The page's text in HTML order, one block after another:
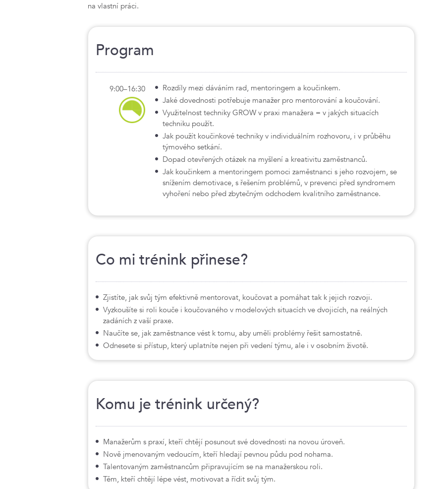
na vlastní práci.
Program
9:00–16:30
Rozdíly mezi dáváním rad, mentoringem a koučinkem.
Jaké dovednosti potřebuje manažer pro mentorování a koučování.
Využitelnost techniky GROW v praxi manažera = v jakých situacích
techniku použít.
Jak použít koučinkové techniky v individuálním rozhovoru, i v průběhu
týmového setkání.
Dopad otevřených otázek na myšlení a kreativitu zaměstnanců.
Jak koučinkem a mentoringem pomoci zaměstnanci s jeho rozvojem, se
snížením demotivace, s řešením problémů, v prevenci před syndromem
vyhoření nebo před zbytečným odchodem kvalitního zaměstnance.
Co mi trénink přinese?
Zjistíte, jak svůj tým efektivně mentorovat, koučovat a pomáhat tak k jejich rozvoji.
Vyzkoušíte si roli kouče i koučovaného v modelových situacích ve dvojicích, na reálných
zadáních z vaší praxe.
Naučíte se, jak zaměstnance vést k tomu, aby uměli problémy řešit samostatně.
Odnesete si přístup, který uplatníte nejen při vedení týmu, ale i v osobním životě.
Komu je trénink určený?
Manažerům s praxí, kteří chtějí posunout své dovednosti na novou úroveň.
Nově jmenovaným vedoucím, kteří hledají pevnou půdu pod nohama.
Talentovaným zaměstnancům připravujícím se na manažerskou roli.
Těm, kteří chtějí lépe vést, motivovat a řídit svůj tým.